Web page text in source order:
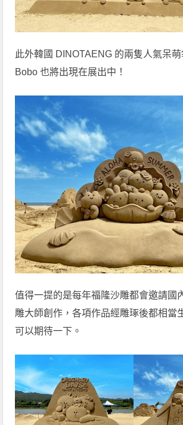
此外韓國 DINOTAENG 的兩隻人氣呆萌
Bobo 也將出現在展出中！
值得一提的是每年福隆沙雕都會邀請國
雕大師創作，各項作品經雕琢後都相當
可以期待一下。